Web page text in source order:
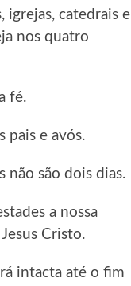
igrejas, catedrais e
nos quatro
fé.
pais e avós.
não são dois dias.
a nossa
Cristo.
intacta até o fim